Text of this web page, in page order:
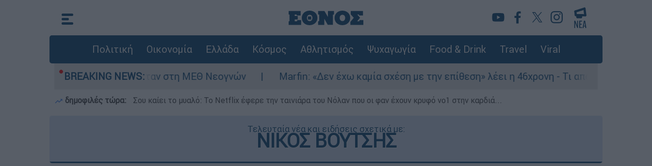
Πολιτική Οικονομία Ελλάδα Κόσμος Αθλητισμός Ψυχαγωγία Food & Drink Travel Viral
BREAKING NEWS:
- Νοσηλευόταν στη ΜΕΘ Νεογνών Marfin: «Δεν έχω καμία σχέση με την επίθεση» λέει η 46χρονη - Τι αποκάλυψε στους
δημοφιλές τώρα: Σου καίει το μυαλό: Το Netflix έφερε την ταινιάρα του Νόλαν που οι φαν έχουν κρυφό νο1 στην καρδιά...
Τελευταία νέα και ειδήσεις σχετικά με:
ΝΙΚΟΣ ΒΟΥΤΣΗΣ